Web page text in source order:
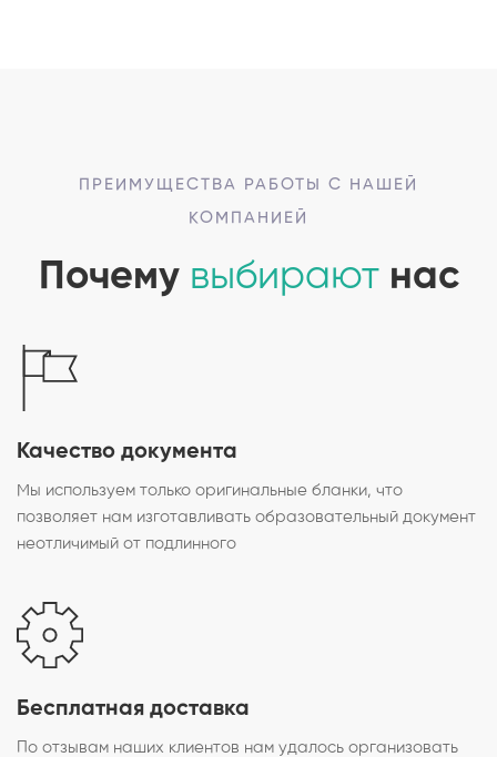
ПРЕИМУЩЕСТВА РАБОТЫ С НАШЕЙ
КОМПАНИЕЙ
Почему выбираютнас
Качество документа
Мы используем только оригинальные бланки, что
позволяет нам изготавливать образовательный документ
неотличимый от подлинного
Бесплатная доставка
По отзывам наших клиентов нам удалось организовать